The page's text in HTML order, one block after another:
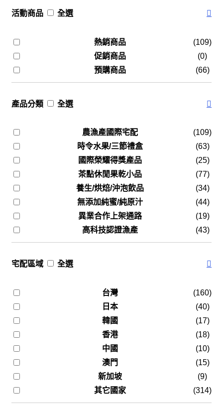
活動商品 全選
熱銷商品
(109)
促銷商品
(0)
預購商品
(66)
產品分類 全選
農漁產國際宅配
(109)
時令水果/三節禮盒
(63)
國際榮耀得獎產品
(25)
茶點休閒果乾小品
(77)
養生/烘焙/沖泡飲品
(34)
無添加純蜜/純原汁
(44)
異業合作上架通路
(19)
高科技認證漁產
(43)
宅配區域 全選
台灣
(160)
日本
(40)
韓國
(17)
香港
(18)
中國
(10)
澳門
(15)
新加坡
(9)
其它國家
(314)